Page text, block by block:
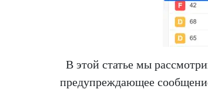
В этой статье мы
предупреждающее